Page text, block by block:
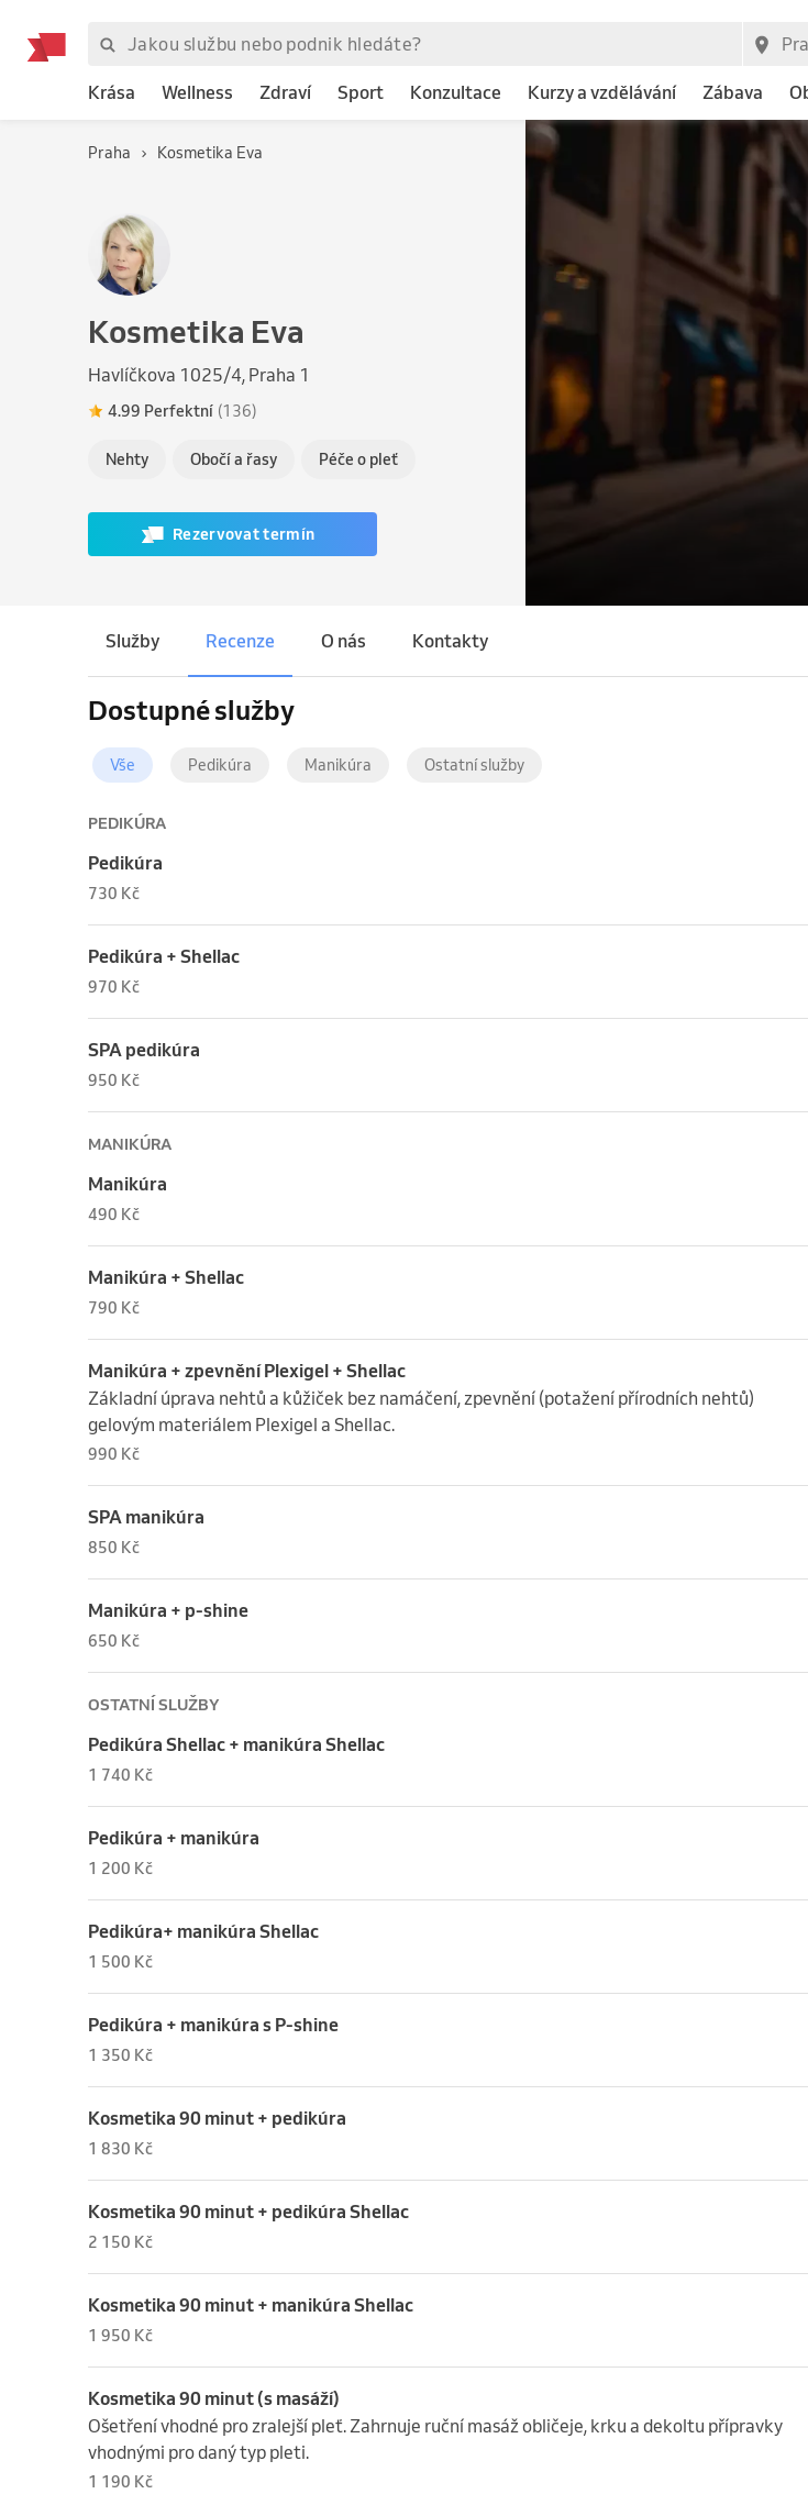
Krása Wellness Zdraví Sport Konzultace Kurzy a vzdělávání Zábava
Praha Kosmetika Eva
Kosmetika Eva
Havlíčkova 1025/4, Praha 1
4.99 Perfektní (136)
Nehty Obočí a řasy Péče o pleť
Rezervovat termín
Služby Recenze O nás Kontakty
Dostupné služby
Vše Pedikúra Manikúra Ostatní služby
PEDIKÚRA
Pedikúra
730 Kč
Pedikúra + Shellac
970 Kč
SPA pedikúra
950 Kč
MANIKÚRA
Manikúra
490 Kč
Manikúra + Shellac
790 Kč
Manikúra + zpevnění Plexigel + Shellac
Základní úprava nehtů a kůžiček bez namáčení, zpevnění (potažení přírodních nehtů)
gelovým materiálem Plexigel a Shellac.
990 Kč
SPA manikúra
850 Kč
Manikúra + p-shine
650 Kč
OSTATNÍ SLUŽBY
Pedikúra Shellac + manikúra Shellac
1 740 Kč
Pedikúra + manikúra
1 200 Kč
Pedikúra+ manikúra Shellac
1 500 Kč
Pedikúra + manikúra s P-shine
1 350 Kč
Kosmetika 90 minut + pedikúra
1 830 Kč
Kosmetika 90 minut + pedikúra Shellac
2 150 Kč
Kosmetika 90 minut + manikúra Shellac
1 950 Kč
Kosmetika 90 minut (s masáží)
Ošetření vhodné pro zralejší pleť. Zahrnuje ruční masáž obličeje, krku a dekoltu přípravky
vhodnými pro daný typ pleti.
1 190 Kč